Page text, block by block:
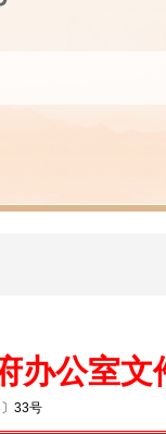
办公室文
33号